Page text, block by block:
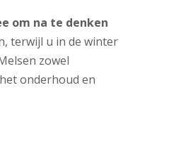
om na te denken
terwijl u in de winter
zowel
onderhoud en